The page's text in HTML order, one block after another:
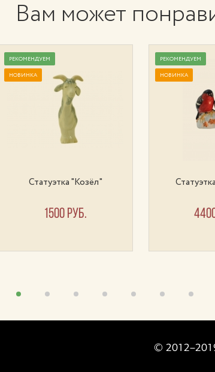
Вам может
РЕКОМЕНДУЕМ
НОВИНКА
Статуэтка "Козёл"
1500 руб.
РЕКОМЕНДУЕМ
НОВИНКА
©